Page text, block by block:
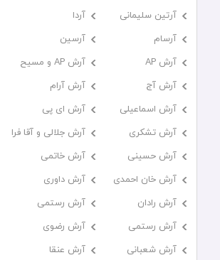
آرتین سلیمانی
آردا
آرسام
آرسین
آرش AP
آرش AP و مسیح
آرش آج
آرش آرام
آرش اسماعیلی
آرش ای پی
آرش تشکری
آرش جلالی و آقا فرا
آرش حسینی
آرش خاتمی
آرش خان احمدی
آرش داوری
آرش رادان
آرش رستمى
آرش رستمی
آرش رضوی
آرش شعبانی
آرش عنقا